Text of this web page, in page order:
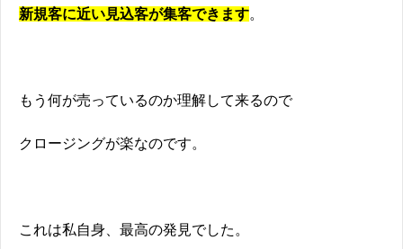
新規客に近い見込客が集客できます。
もう何が売っているのか理解して来るので
クロージングが楽なのです。
これは私自身、最高の発見でした。